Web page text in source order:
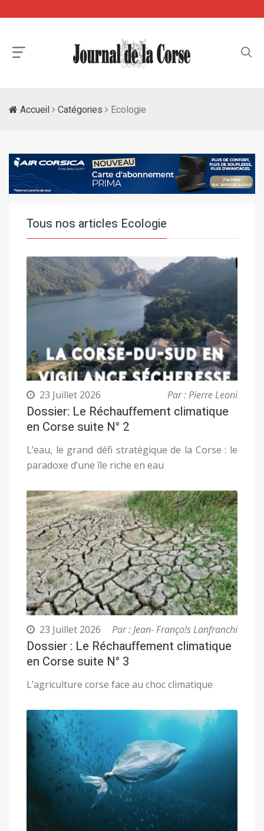
Accueil Catégories Ecologie
Tous nos articles Ecologie
23 Juillet 2026 Par : Pierre Leoni
Dossier: Le Réchauffement climatique
en Corse suite N° 2
L’eau, le grand défi stratégique de la Corse : le
paradoxe d’une île riche en eau
23 Juillet 2026 Par : Jean- Franço!s Lanfranchi
Dossier : Le Réchauffement climatique
en Corse suite N° 3
L’agriculture corse face au choc climatique